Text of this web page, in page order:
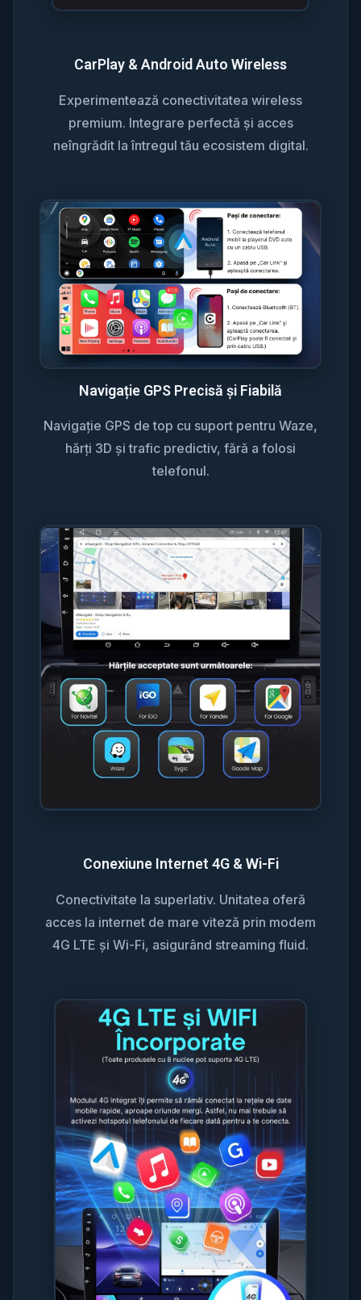
CarPlay & Android Auto Wireless
Experimentează conectivitatea wireless
premium. Integrare perfectă și acces
neîngrădit la întregul tău ecosistem digital.
Navigație GPS Precisă și Fiabilă
Navigație GPS de top cu suport pentru Waze,
hărți 3D și trafic predictiv, fără a folosi
telefonul.
Conexiune Internet 4G & Wi-Fi
Conectivitate la superlativ. Unitatea oferă
acces la internet de mare viteză prin modem
4G LTE și Wi-Fi, asigurând streaming fluid.